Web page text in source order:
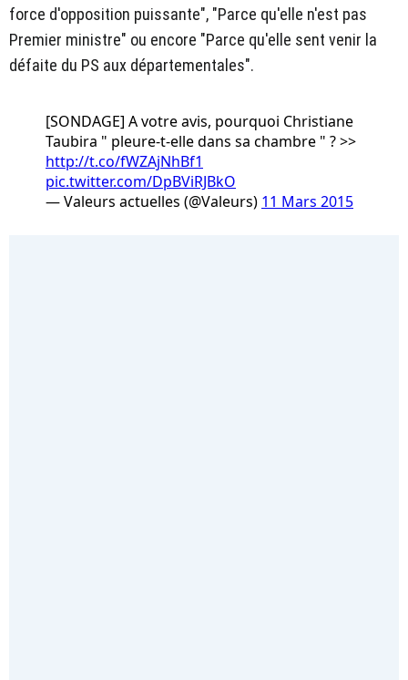
force d'opposition puissante", "Parce qu'elle n'est pas
Premier ministre" ou encore "Parce qu'elle sent venir la
défaite du PS aux départementales".
[SONDAGE] A votre avis, pourquoi Christiane
Taubira " pleure-t-elle dans sa chambre " ? >>
http://t.co/fWZAjNhBf1
pic.twitter.com/DpBViRJBkO
— Valeurs actuelles (@Valeurs) 11 Mars 2015